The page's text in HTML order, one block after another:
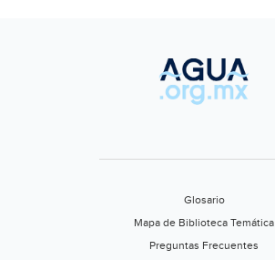
Glosario
Mapa de Biblioteca Temática
Preguntas Frecuentes